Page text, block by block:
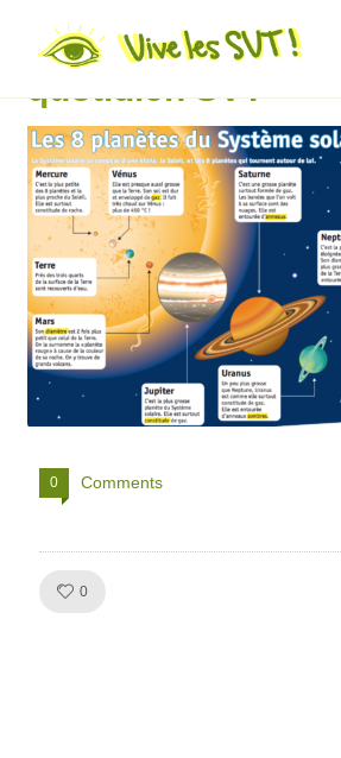
système solaire le
quotidien SVT
0 Comments
0